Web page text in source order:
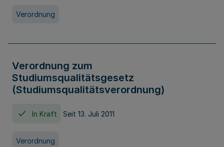
Verordnung
Verordnung zum
Studiumsqualitätsgesetz
(Studiumsqualitätsverordnung)
In Kraft Seit 13. Juli 2011
Verordnung